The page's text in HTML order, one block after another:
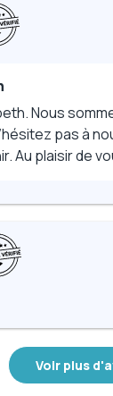
Nous
pas à
Au plaisir de
Voir plus